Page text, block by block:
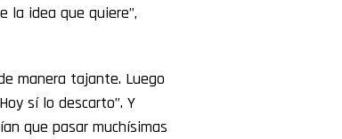
la idea que quiere”,
manera tajante. Luego
sí lo descarto”. Y
que pasar muchísimas